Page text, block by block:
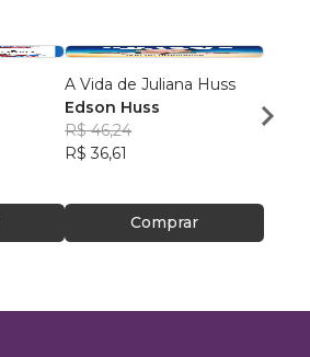
A Vida de Juliana Huss
Edson Huss
R$ 46,24
R$ 36,61
Comprar
DOR